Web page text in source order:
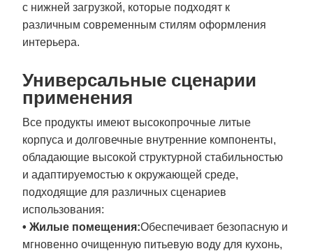
с нижней загрузкой, которые подходят к
различным современным стилям оформления
интерьера.
Универсальные сценарии
применения
Все продукты имеют высокопрочные литые
корпуса и долговечные внутренние компоненты,
обладающие высокой структурной стабильностью
и адаптируемостью к окружающей среде,
подходящие для различных сценариев
использования:
• Жилые помещения:Обеспечивает безопасную и
мгновенно очищенную питьевую воду для кухонь,